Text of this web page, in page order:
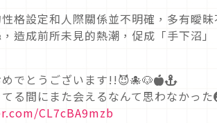
格設定和人際關係並不明確，多有曖
造成前所未見的熱潮，促成「手下沼
でとうございます!!😈🐙🐶🍎⚓️
る間にまた会えるなんて思わなかった
CL7cBA9mzb